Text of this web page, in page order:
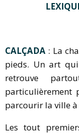
CALÇADA : La
pieds. Un art qui
retrouve
particulièrement
parcourir la ville à
Les tout